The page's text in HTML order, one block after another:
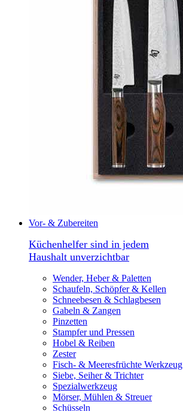
Vor- & Zubereiten
Küchenhelfer sind in jedem
Haushalt unverzichtbar
Wender, Heber & Paletten
Schaufeln, Schöpfer & Kellen
Schneebesen & Schlagbesen
Gabeln & Zangen
Pinzetten
Stampfer und Pressen
Hobel & Reiben
Zester
Fisch- & Meeresfrüchte Werkzeug
Siebe, Seiher & Trichter
Spezialwerkzeug
Mörser, Mühlen & Streuer
Schüsseln